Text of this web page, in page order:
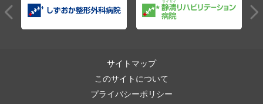
サイトマップ
このサイトについて
プライバシーポリシー